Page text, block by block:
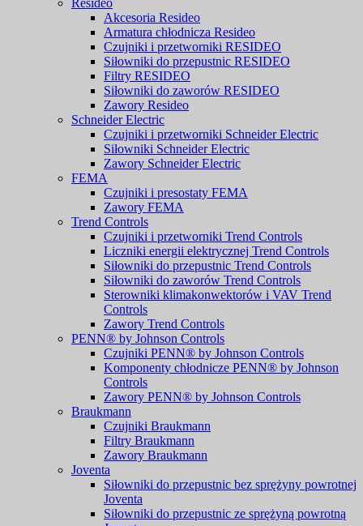
Resideo
Akcesoria Resideo
Armatura chłodnicza Resideo
Czujniki i przetworniki RESIDEO
Siłowniki do przepustnic RESIDEO
Filtry RESIDEO
Siłowniki do zaworów RESIDEO
Zawory Resideo
Schneider Electric
Czujniki i przetworniki Schneider Electric
Siłowniki Schneider Electric
Zawory Schneider Electric
FEMA
Czujniki i presostaty FEMA
Zawory FEMA
Trend Controls
Czujniki i przetworniki Trend Controls
Liczniki energii elektrycznej Trend Controls
Siłowniki do przepustnic Trend Controls
Siłowniki do zaworów Trend Controls
Sterowniki klimakonwektorów i VAV Trend
Controls
Zawory Trend Controls
PENN® by Johnson Controls
Czujniki PENN® by Johnson Controls
Komponenty chłodnicze PENN® by Johnson
Controls
Zawory PENN® by Johnson Controls
Braukmann
Czujniki Braukmann
Filtry Braukmann
Zawory Braukmann
Joventa
Siłowniki do przepustnic bez sprężyny powrotnej
Joventa
Siłowniki do przepustnic ze sprężyną powrotną